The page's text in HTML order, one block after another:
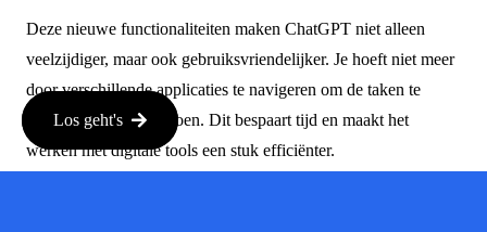
Deze nieuwe functionaliteiten maken ChatGPT niet alleen
veelzijdiger, maar ook gebruiksvriendelijker. Je hoeft niet meer
door verschillende applicaties te navigeren om de taken te
voltooien die je wilt doen. Dit bespaart tijd en maakt het
werken met digitale tools een stuk efficiënter.
Los geht's